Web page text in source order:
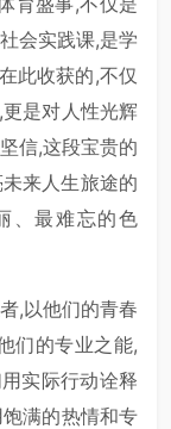
会实践课,是学
此收获的,不仅
是对人性光辉
信,这段宝贵的
来人生旅途的
、最难忘的色
,以他们的青春
们的专业之能,
实际行动诠释
满的热情和专